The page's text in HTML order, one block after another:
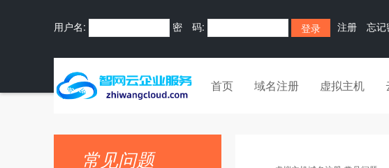
用户名: 密 码: 注册 忘记
首页 域名注册 虚拟主机
常见问题